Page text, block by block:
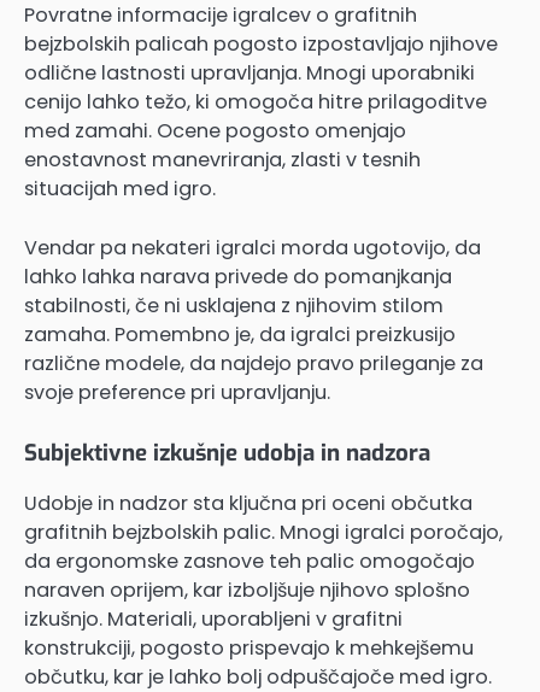
Povratne informacije igralcev o grafitnih
bejzbolskih palicah pogosto izpostavljajo njihove
odlične lastnosti upravljanja. Mnogi uporabniki
cenijo lahko težo, ki omogoča hitre prilagoditve
med zamahi. Ocene pogosto omenjajo
enostavnost manevriranja, zlasti v tesnih
situacijah med igro.
Vendar pa nekateri igralci morda ugotovijo, da
lahko lahka narava privede do pomanjkanja
stabilnosti, če ni usklajena z njihovim stilom
zamaha. Pomembno je, da igralci preizkusijo
različne modele, da najdejo pravo prileganje za
svoje preference pri upravljanju.
Subjektivne izkušnje udobja in nadzora
Udobje in nadzor sta ključna pri oceni občutka
grafitnih bejzbolskih palic. Mnogi igralci poročajo,
da ergonomske zasnove teh palic omogočajo
naraven oprijem, kar izboljšuje njihovo splošno
izkušnjo. Materiali, uporabljeni v grafitni
konstrukciji, pogosto prispevajo k mehkejšemu
občutku, kar je lahko bolj odpuščajoče med igro.